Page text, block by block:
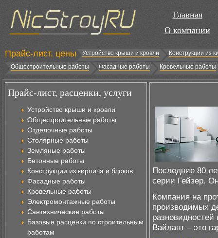
Главная
О компании
Прайс-лист, цены Устройство крыши и кровли
Конструкции из
Общестроительные работы
Фасадные работы Кровельные работы
Прайс-лист, расценки, услуги
Устройство крыши и кровли
Общестроительные работы
Отделочные работы
Столярные работы
Земляные работы
Бетонные работы
Конструкции из кирпича и блоков
Фасадные работы
Кровельные работы
Электромонтажные работы
Сантехнические работы
Базовые расценки по строительным
работам
Последние 80
серии Гейзер.
Компания на
производимых
Вайлант – это